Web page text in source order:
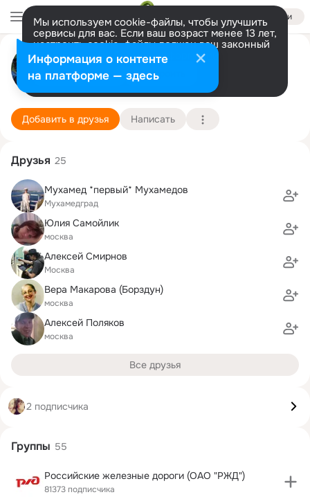
Войти
Мы используем cookie-файлы, чтобы улучшить
сервисы для вас. Если ваш возраст менее 13 лет,
настроить cookie-файлы должен ваш законный
представитель. Больше информации
Разрешить все Настроить
Андрей Гришин
Москва 16 мая (40 лет)
Подробнее
Добавить в друзья Написать
Друзья 25
Мухамед *первый* Мухамедов
Мухамедград
Юлия Самойлик
москва
Алексей Смирнов
Москва
Вера Макарова (Борздун)
москва
Алексей Поляков
москва
Все друзья
2 подписчика
Группы 55
Российские железные дороги (ОАО "РЖД")
81373 подписчика
Информация о контенте
на платформе — здесь